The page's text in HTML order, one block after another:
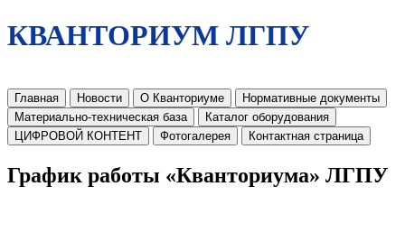
КВАНТОРИУМ ЛГПУ
Главная Новости О Кванториуме
Нормативные документы
Материально-техническая база
Каталог оборудования
ЦИФРОВОЙ КОНТЕНТ
Фотогалерея Контактная страница
График работы «Кванториума» ЛГПУ